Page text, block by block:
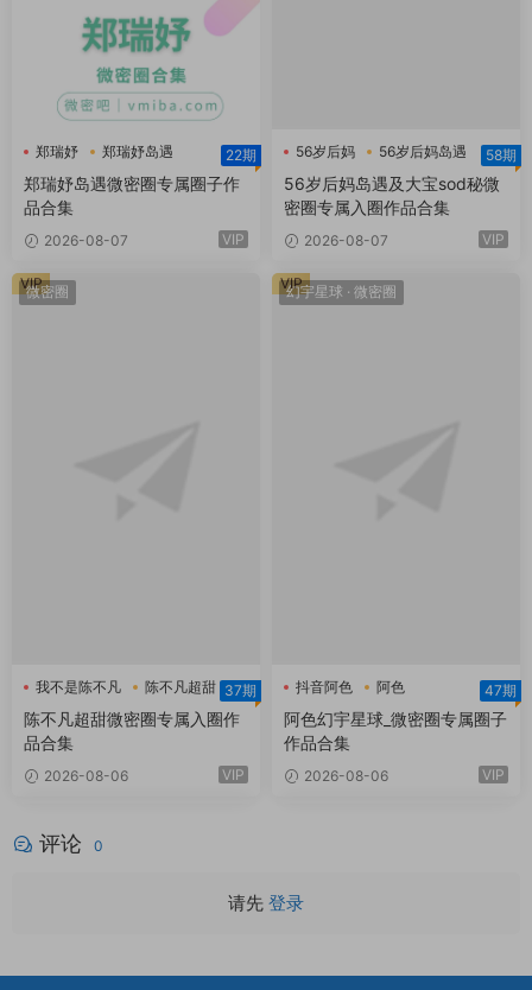
郑瑞妤
郑瑞妤岛遇
郑瑞妤微博
22期
郑瑞妤岛遇微密圈专属圈子作
品合集
2026-08-07 VIP
56岁后妈
56岁后妈岛遇
大宝sod秘
58期
56岁后妈岛遇及大宝sod秘微
密圈专属入圈作品合集
2026-08-07 VIP
微密圈
我不是陈不凡
陈不凡超甜
陈不凡超甜微密圈
37期
陈不凡超甜微密圈专属入圈作
品合集
2026-08-06 VIP
VIP 幻宇星球 · 微密圈
抖音阿色
阿色
阿色幻宇星球
47期
阿色幻宇星球_微密圈专属圈子
作品合集
2026-08-06 VIP
VIP
评论 0
请先 登录